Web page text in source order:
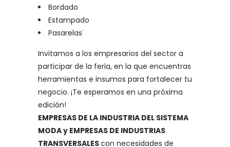
Bordado
Estampado
Pasarelas˙
Invitamos a los empresarios del sector a
participar de la feria, en la que encuentras
herramientas e insumos para fortalecer tu
negocio. ¡Te esperamos en una próxima
edición!
EMPRESAS DE LA INDUSTRIA DEL SISTEMA
MODA y EMPRESAS DE INDUSTRIAS
TRANSVERSALEScon necesidades de